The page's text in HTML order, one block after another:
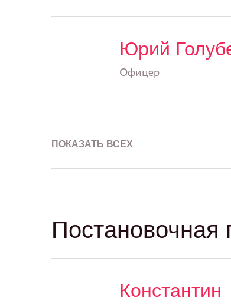
Юрий
Офицер
ПОКАЗАТЬ ВСЕХ
Постановочная
Константин